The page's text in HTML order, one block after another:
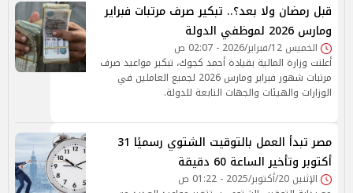
قبل رمضان ولا بعد؟.. تبكير صرف مرتبات فبراير
ومارس 2026 لموظفي الدولة
الخميس 12/فبراير/2026 - 02:07 ص
أعلنت وزارة المالية بقيادة أحمد كجوك، تبكير مواعيد صرف
مرتبات شهور فبراير ومارس 2026 لجميع العاملين في
الوزارات والهيئات والجهات التابعة للدولة.
مصر تبدأ العمل بالتوقيت الشتوي رسميًا 31
أكتوبر وتأخير الساعة 60 دقيقة
الإثنين 20/أكتوبر/2025 - 01:22 ص